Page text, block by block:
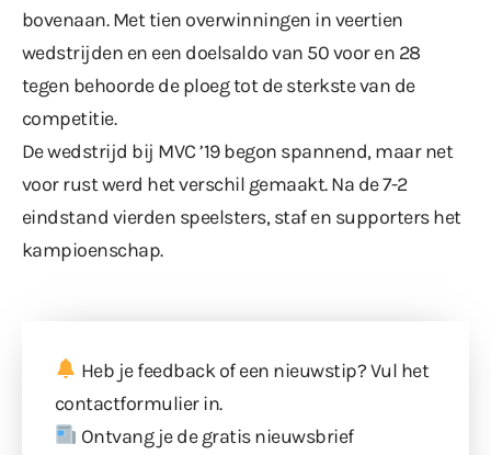
bovenaan. Met tien overwinningen in veertien
wedstrijden en een doelsaldo van 50 voor en 28
tegen behoorde de ploeg tot de sterkste van de
competitie.
De wedstrijd bij MVC ’19 begon spannend, maar net
voor rust werd het verschil gemaakt. Na de 7-2
eindstand vierden speelsters, staf en supporters het
kampioenschap.
Heb je feedback of een nieuwstip? Vul het
contactformulierin.
Ontvang je de gratis nieuwsbrief